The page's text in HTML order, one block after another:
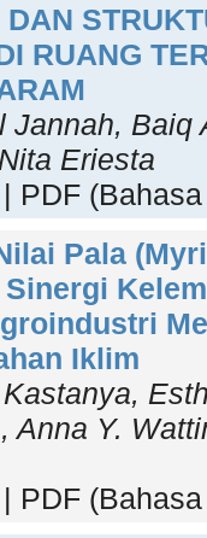
RUANG
Baiq
Eriesta
PDF
Pala
Iklim
Anna Y.
PDF